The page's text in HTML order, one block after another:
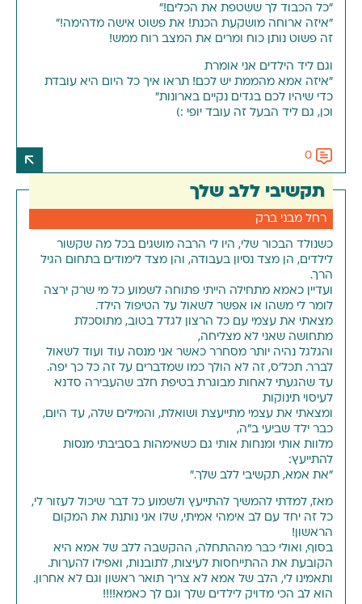
"כל הכבוד לך ששטפת את הכלים!"
"איזה ארוחה מושקעת הכנת! את פשוט אישה מדהימה!"
זה פשוט נותן כוח ומרים את המצב רוח ממש!
וגם ליד הילדים אני אומרת
"איזה אמא מהממת יש לכם! תראו איך כל היום היא עובדת
כדי שיהיו לכם בגדים נקיים בארונות"
וכן, גם ליד הבעל זה עובד יופי :)
0
תקשיבי ללב שלך
רחל מבני ברק
כשנולד הבכור שלי, היו לי הרבה מושגים בכל מה שקשור
לילדים, הן מצד נסיון בעבודה, והן מצד לימודים בתחום הגיל
הרך.
ועדיין כאמא מתחילה הייתי פתוחה לשמוע כל מי שרק ירצה
לומר לי משהו או אפשר לשאול על הטיפול הילד.
מצאתי את עצמי עם כל הרצון לגדל בטוב, מתוסכלת
מתחושה שאני לא מצליחה,
והגלגל נהיה יותר מסחרר כאשר אני מנסה עוד ועוד לשאול
לברר. תכל'ס, זה לא הולך כמו שמדברים על זה כל כך יפה.
עד שהגעתי לאחות מבוגרת בטיפת חלב שהעבירה סדנא
לעיסוי תינוקות
ומצאתי את עצמי מתייעצת ושואלת, והמילים שלה, עד היום,
כבר ילד שביעי ב"ה,
מלוות אותי ומנחות אותי גם כשאימהות בסביבתי מנסות
להתייעץ:
"את אמא, תקשיבי ללב שלך."
מאז, למדתי להמשיך להתייעץ ולשמוע כל דבר שיכול לעזור לי,
כל זה יחד עם לב אימהי אמיתי, שלו אני נותנת את המקום
הראשון!
בסוף, ואולי כבר מההתחלה, ההקשבה ללב של אמא היא
הקובעת את ההתייחסות לעיצות, לתובנות, ואפילו להערות.
ותאמינו לי, הלב של אמא לא צריך תואר ראשון וגם לא אחרון.
הוא לב הכי מדויק לילדים שלך וגם לך כאמא!!!!